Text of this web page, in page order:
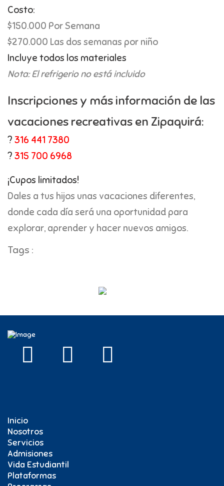
Costo:
$150.000 Por Semana
$270.000 Las dos semanas por niño
Incluye todos los materiales
Nota: El refrigerio no está incluido
Inscripciones y más información de las
vacaciones recreativas en Zipaquirá:
? 316 441 7380
? 315 700 6968
¡Cupos limitados!
Dales a tus hijos unas vacaciones diferentes,
donde cada día será una oportunidad para
explorar, aprender y hacer nuevos amigos.
Tags :
Inicio
Nosotros
Servicios
Admisiones
Vida Estudiantil
Plataformas